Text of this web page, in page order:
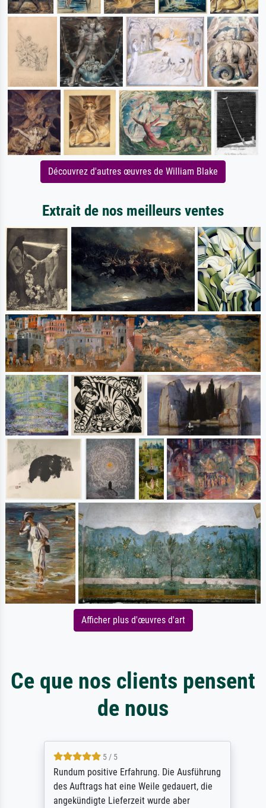
Découvrez d'autres œuvres de William Blake
Extrait de nos meilleurs ventes
Afficher plus d'œuvres d'art
Ce que nos clients pensent
de nous
5 / 5
Rundum positive Erfahrung. Die Ausführung
des Auftrags hat eine Weile gedauert, die
angekündigte Lieferzeit wurde aber